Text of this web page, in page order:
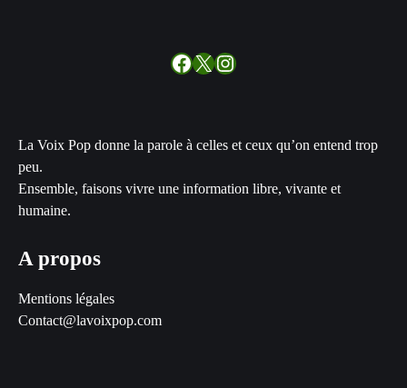
Facebook
X Instagram
La Voix Pop donne la parole à celles et ceux qu’on entend trop
peu.
Ensemble, faisons vivre une information libre, vivante et
humaine.
A propos
Mentions légales
Contact@lavoixpop.com